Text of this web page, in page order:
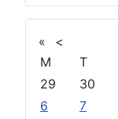
« <
M
T
29
30
6
7